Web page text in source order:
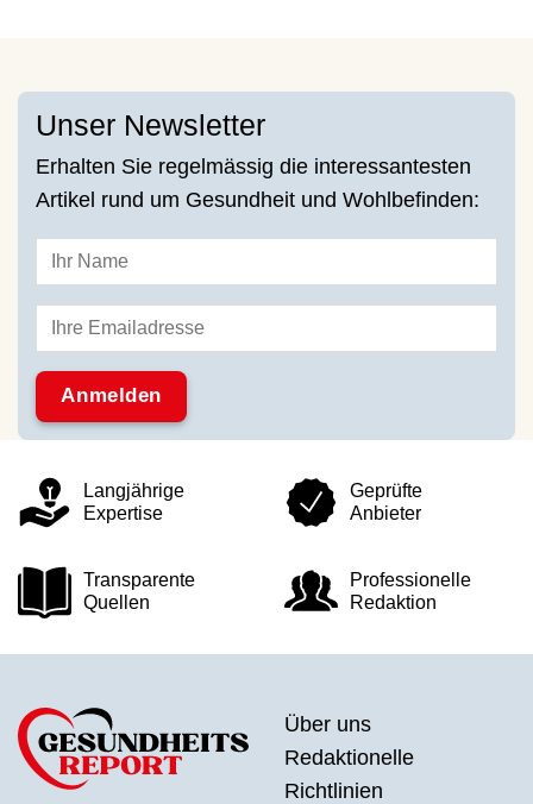
Unser Newsletter
Erhalten Sie regelmässig die interessantesten
Artikel rund um Gesundheit und Wohlbefinden:
Langjährige
Expertise
Geprüfte
Anbieter
Transparente
Quellen
Professionelle
Redaktion
Über uns
Redaktionelle
Richtlinien